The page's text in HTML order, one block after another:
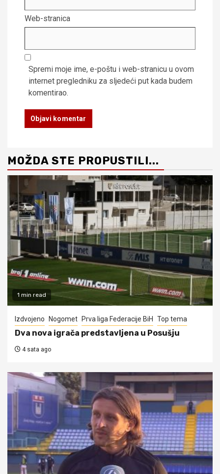
Web-stranica
Spremi moje ime, e-poštu i web-stranicu u ovom
internet pregledniku za sljedeći put kada budem
komentirao.
MOŽDA STE PROPUSTILI...
1 min read
Izdvojeno Nogomet Prva liga Federacije BiH Top tema
Dva nova igrača predstavljena u Posušju
4 sata ago